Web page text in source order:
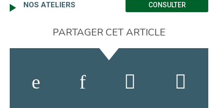
NOS ATELIERS CONSULTER
PARTAGER CET ARTICLE